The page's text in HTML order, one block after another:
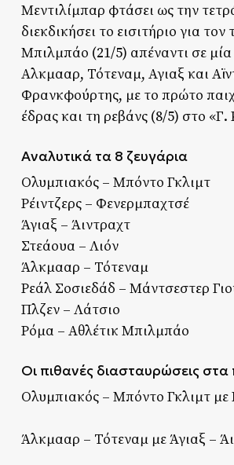
Μεντιλίμπαρ φτάσει ως την
διεκδικήσει το εισιτήριο για τον
Μπιλμπάο (21/5) απέναντι σε
Αλκμααρ, Τότεναμ, Αγιαξ και
Φρανκφούρτης, με το πρώτο
έδρας και τη ρεβάνς (8/5) στο
Αναλυτικά τα 8 ζευγάρια
Ολυμπιακός – Μπόντο Γκλιμτ
Ρέιντζερς – Φενερμπαχτσέ
Άγιαξ – Άιντραχτ
Στεάουα – Λιόν
Άλκμααρ – Τότεναμ
Ρεάλ Σοσιεδάδ – Μάντσεστερ
Πλζεν – Λάτσιο
Ρόμα – Αθλέτικ Μπιλμπάο
Οι πιθανές διασταυρώσεις στα
Ολυμπιακός – Μπόντο Γκλιμτ με
Άλκμααρ – Τότεναμ με Άγιαξ –